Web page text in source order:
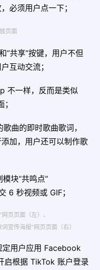
必须用户点一下；
页面
“共享”按键，用户不但
互动交流；
不一样，反而是类似
曲的即时歌曲歌词，
加，用户还可以制作歌
块“共鸣点”
6 秒视频或 GIF；
页页面（左）、
宣传海报”网页页面（右）
定用户应用 Facebook
启根据 TikTok 账户登录